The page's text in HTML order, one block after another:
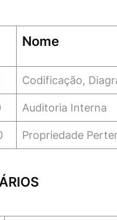
Nome
Codificação,
Auditoria Interna
Propriedade